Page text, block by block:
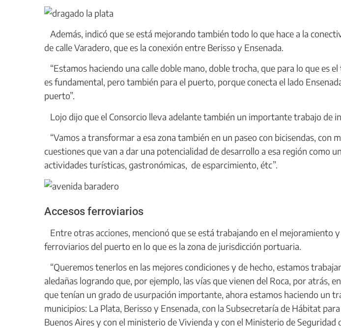
Además, indicó que se está mejorando también todo lo que hace a la
de calle Varadero, que es la conexión entre Berisso y Ensenada.
“Estamos haciendo una calle doble mano, doble trocha, que para lo que es
es fundamental, pero también para el puerto, porque conecta el lado
puerto”.
Lojo dijo que el Consorcio lleva adelante también un importante trabajo de
“Vamos a transformar a esa zona también en un paseo con bicisendas, con
cuestiones que van a dar una potencialidad de desarrollo a esa región como
actividades turísticas, gastronómicas, de esparcimiento, étc”.
Accesos ferroviarios
Entre otras acciones, mencionó que se está trabajando en el mejoramiento
ferroviarios del puerto en lo que es la zona de jurisdicción portuaria.
“Queremos tenerlos en las mejores condiciones y de hecho, estamos
aledañas logrando que, por ejemplo, las vías que vienen del Roca, por atrás,
que tenían un grado de usurpación importante, ahora estamos haciendo un
municipios: La Plata, Berisso y Ensenada, con la Subsecretaría de Hábitat
Buenos Aires y con el ministerio de Vivienda y con el Ministerio de Seguridad